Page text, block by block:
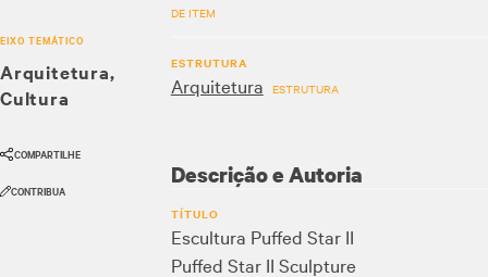
EIXO TEMÁTICO
Arquitetura
Cultura
COMPARTILHE
CONTRIBUA
DE ITEM
ESTRUTURA
Arquitetura ESTRUTURA
Descrição e Autoria
TÍTULO
Escultura Puffed Star II
Puffed Star II Sculpture